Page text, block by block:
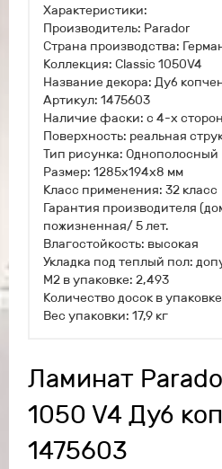
Характеристики:
Производитель: Parador
Страна производства:
Коллекция: Classic 1050V4
Название декора: Дуб
Артикул: 1475603
Наличие фаски: с 4-х сторон
Поверхность: реальная
Тип рисунка: Однополосный
Размер: 1285х194х8 мм
Класс применения: 32 класс
Гарантия производителя
пожизненная/ 5 лет.
Влагостойкость: высокая
Укладка под теплый пол:
М2 в упаковке: 2,493
Количество досок в
Вес упаковки: 17,9 кг
Ламинат
1050 V4 Дуб
1475603